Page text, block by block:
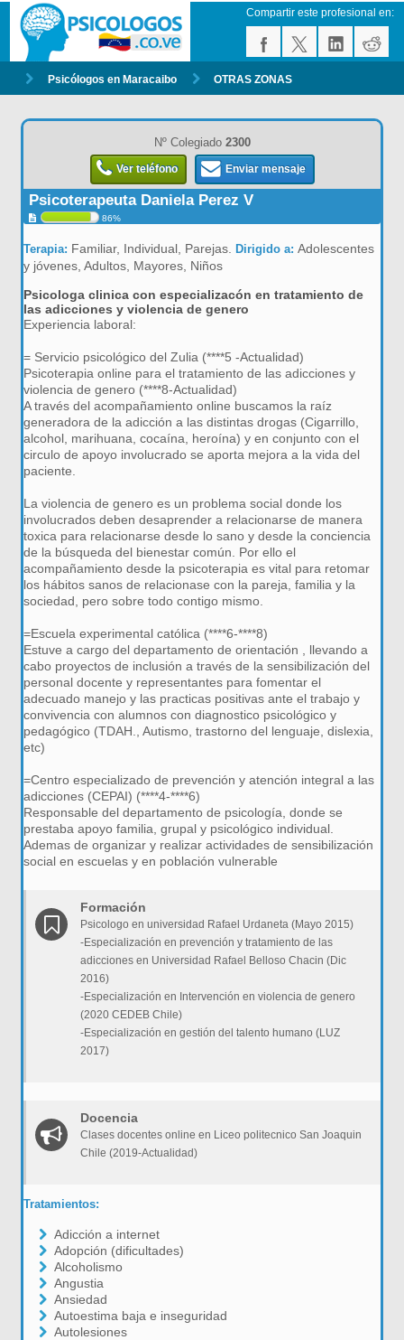
Compartir este profesional en:
Psicólogos en Maracaibo OTRAS ZONAS
Nº Colegiado 2300
Ver teléfono Enviar mensaje
Psicoterapeuta Daniela Perez V
86%
Terapia: Familiar, Individual, Parejas.Dirigido a:Adolescentes
y jóvenes, Adultos, Mayores, Niños
Psicologa clinica con especializacón en tratamiento de
las adicciones y violencia de genero
Experiencia laboral:
= Servicio psicológico del Zulia (****5 -Actualidad)
Psicoterapia online para el tratamiento de las adicciones y
violencia de genero (****8-Actualidad)
A través del acompañamiento online buscamos la raíz
generadora de la adicción a las distintas drogas (Cigarrillo,
alcohol, marihuana, cocaína, heroína) y en conjunto con el
circulo de apoyo involucrado se aporta mejora a la vida del
paciente.
La violencia de genero es un problema social donde los
involucrados deben desaprender a relacionarse de manera
toxica para relacionarse desde lo sano y desde la conciencia
de la búsqueda del bienestar común. Por ello el
acompañamiento desde la psicoterapia es vital para retomar
los hábitos sanos de relacionase con la pareja, familia y la
sociedad, pero sobre todo contigo mismo.
=Escuela experimental católica (****6-****8)
Estuve a cargo del departamento de orientación , llevando a
cabo proyectos de inclusión a través de la sensibilización del
personal docente y representantes para fomentar el
adecuado manejo y las practicas positivas ante el trabajo y
convivencia con alumnos con diagnostico psicológico y
pedagógico (TDAH., Autismo, trastorno del lenguaje, dislexia,
etc)
=Centro especializado de prevención y atención integral a las
adicciones (CEPAI) (****4-****6)
Responsable del departamento de psicología, donde se
prestaba apoyo familia, grupal y psicológico individual.
Ademas de organizar y realizar actividades de sensibilización
social en escuelas y en población vulnerable
Formación
Psicologo en universidad Rafael Urdaneta (Mayo 2015)
-Especialización en prevención y tratamiento de las
adicciones en Universidad Rafael Belloso Chacin (Dic
2016)
-Especialización en Intervención en violencia de genero
(2020 CEDEB Chile)
-Especialización en gestión del talento humano (LUZ
2017)
Docencia
Clases docentes online en Liceo politecnico San Joaquin
Chile (2019-Actualidad)
Tratamientos:
Adicción a internet
Adopción (dificultades)
Alcoholismo
Angustia
Ansiedad
Autoestima baja e inseguridad
Autolesiones